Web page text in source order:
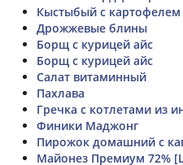
Кыстыбый с
Дрожжевые блины
Борщ с курицей айс
Борщ с курицей айс
Салат витаминный
Пахлава
Гречка с котлетами из
Финики Маджонг
Пирожок домашний с
Майонез Премиум 72%